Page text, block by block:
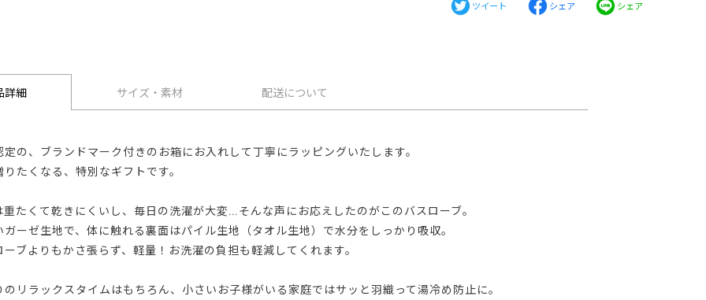
ツイート シェア シェア
詳細 サイズ・素材 配送について
の、ブランドマーク付きのお箱にお入れして丁寧にラッピングいたします。
たくなる、特別なギフトです。
重たくて乾きにくいし、毎日の洗濯が大変…そんな声にお応えしたのがこのバスローブ。
ガーゼ生地で、体に触れる裏面はパイル生地（タオル生地）で水分をしっかり吸収。
ブよりもかさ張らず、軽量！お洗濯の負担も軽減してくれます。
のリラックスタイムはもちろん、小さいお子様がいる家庭ではサッと羽織って湯冷め防止に。